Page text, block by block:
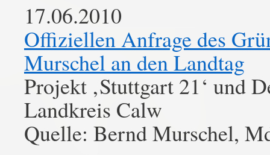
17.06.2010
Offiziellen Anfrage des
Murschel an den Landtag
Projekt ‚Stuttgart 21‘ und
Landkreis Calw
Quelle: Bernd Murschel,